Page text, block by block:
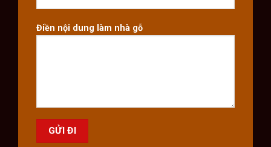
Điền nội dung làm nhà gỗ